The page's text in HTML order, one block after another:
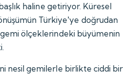
haline getiriyor. Küresel
Türkiye'ye doğrudan
gemi ölçeklerindeki büyümenin
nesil gemilerle birlikte ciddi bir